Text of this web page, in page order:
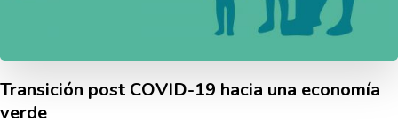
Transición post COVID-19 hacia una economí­a
verde